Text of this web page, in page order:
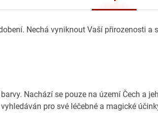
Nechá vyniknout Vaší přirozenosti a
Nachází se pouze na území Čech a
pro své léčebné a magické